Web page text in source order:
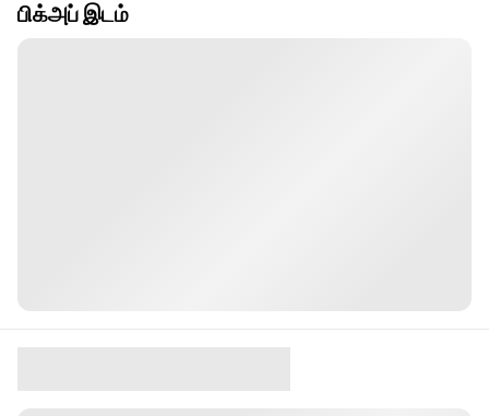
பிக்அப் இடம்